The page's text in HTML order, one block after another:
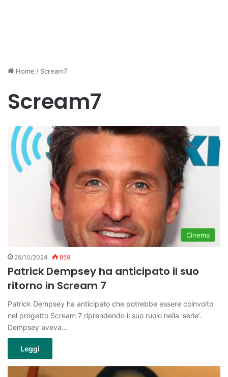
Home / Scream7
Scream7
Cinema
25/10/2024 859
Patrick Dempsey ha anticipato il suo
ritorno in Scream 7
Patrick Dempsey ha anticipato che potrebbe essere coinvolto
nel progetto Scream 7 riprendendo il suo ruolo nella ‘serie’.
Dempsey aveva…
Leggi